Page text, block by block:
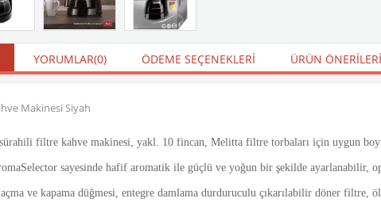
YORUMLAR(0) ÖDEME SEÇENEKLERI ÜRÜN ÖNERILERI
Makinesi Siyah
sürahili filtre kahve makinesi, yakl. 10 fincan, Melitta filtre torbaları için uygun
sayesinde hafif aromatik ile güçlü ve yoğun bir şekilde ayarlanabilir,
ve kapama düğmesi, entegre damlama durduruculu çıkarılabilir döner filtre,